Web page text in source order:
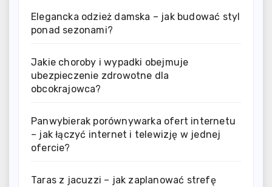
Elegancka odzież damska – jak budować styl
ponad sezonami?
Jakie choroby i wypadki obejmuje
ubezpieczenie zdrowotne dla
obcokrajowca?
Panwybierak porównywarka ofert internetu
– jak łączyć internet i telewizję w jednej
ofercie?
Taras z jacuzzi – jak zaplanować strefę